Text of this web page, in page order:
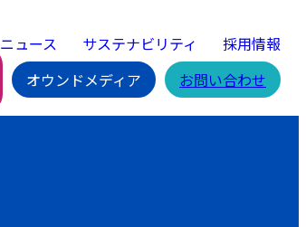
ニュース サステナビリティ
採用情報
オウンドメディア お問い合わせ